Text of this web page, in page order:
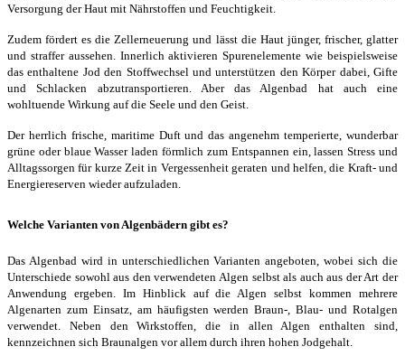
Versorgung der Haut mit Nährstoffen und Feuchtigkeit.
Zudem fördert es die Zellerneuerung und lässt die Haut jünger, frischer, glatter
und straffer aussehen. Innerlich aktivieren Spurenelemente wie beispielsweise
das enthaltene Jod den Stoffwechsel und unterstützen den Körper dabei, Gifte
und Schlacken abzutransportieren. Aber das Algenbad hat auch eine
wohltuende Wirkung auf die Seele und den Geist.
Der herrlich frische, maritime Duft und das angenehm temperierte, wunderbar
grüne oder blaue Wasser laden förmlich zum Entspannen ein, lassen Stress und
Alltagssorgen für kurze Zeit in Vergessenheit geraten und helfen, die Kraft- und
Energiereserven wieder aufzuladen.
Welche Varianten von Algenbädern gibt es?
Das Algenbad wird in unterschiedlichen Varianten angeboten, wobei sich die
Unterschiede sowohl aus den verwendeten Algen selbst als auch aus der Art der
Anwendung ergeben. Im Hinblick auf die Algen selbst kommen mehrere
Algenarten zum Einsatz, am häufigsten werden Braun-, Blau- und Rotalgen
verwendet. Neben den Wirkstoffen, die in allen Algen enthalten sind,
kennzeichnen sich Braunalgen vor allem durch ihren hohen Jodgehalt.